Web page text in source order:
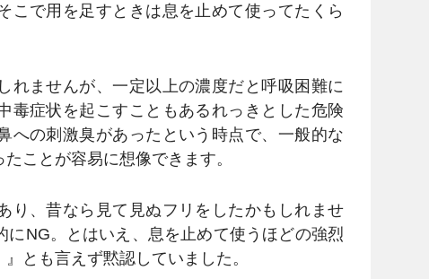
こで用を足すときは息を止めて使ってたくら
ませんが、一定以上の濃度だと呼吸困難に
毒症状を起こすこともあるれっきとした危険
への刺激臭があったという時点で、一般的な
ことが容易に想像できます。
り、昔なら見て見ぬフリをしたかもしれませ
にNG。とはいえ、息を止めて使うほどの強烈
とも言えず黙認していました。